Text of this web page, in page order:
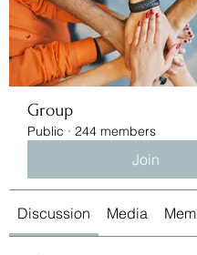
Group
Public · 244 members
Join
Discussion Media